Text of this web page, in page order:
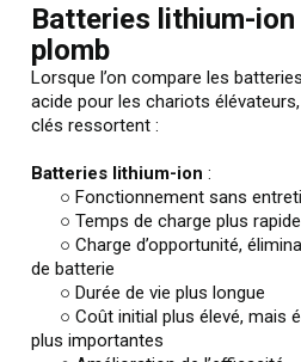
Batteries lithium-
plomb
Lorsque l’on compare les
acide pour les chariots
clés ressortent :
Batteries lithium-ion :
○ Fonctionnement sans
○ Temps de charge plus
○ Charge d’opportunité,
de batterie
○ Durée de vie plus longue
○ Coût initial plus élevé, mais
plus importantes